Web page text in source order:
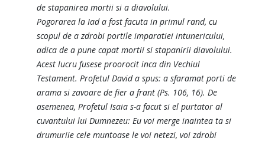
de stapanirea mortii si a diavolului.
Pogorarea la Iad a fost facuta in primul rand, cu
scopul de a zdrobi portile imparatiei intunericului,
adica de a pune capat mortii si stapanirii diavolului.
Acest lucru fusese proorocit inca din Vechiul
Testament. Profetul David a spus: a sfaramat porti de
arama si zavoare de fier a frant (Ps. 106, 16). De
asemenea, Profetul Isaia s-a facut si el purtator al
cuvantului lui Dumnezeu: Eu voi merge inaintea ta si
drumuriie cele muntoase le voi netezi, voi zdrobi